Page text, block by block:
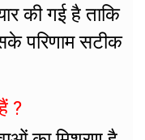
की गई है ताकि
परिणाम सटीक
?